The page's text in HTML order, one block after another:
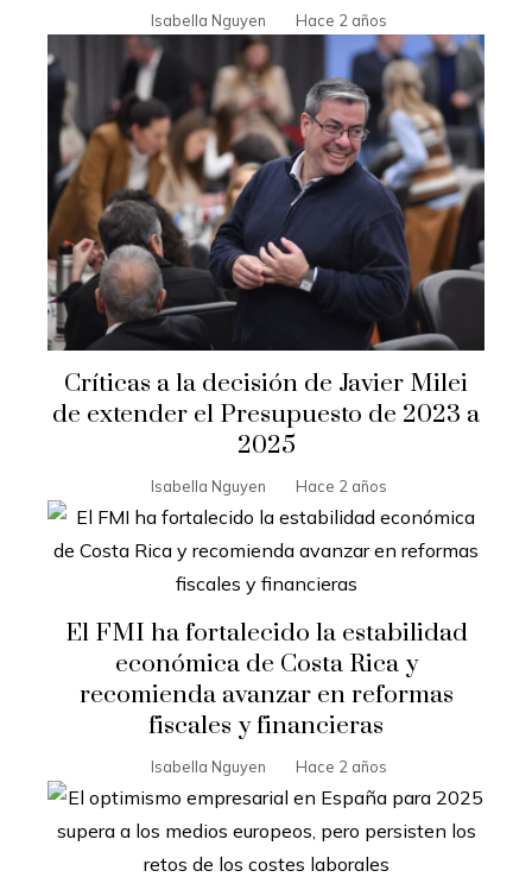
Isabella Nguyen Hace 2 años
Críticas a la decisión de Javier Milei
de extender el Presupuesto de 2023 a
2025
Isabella Nguyen Hace 2 años
El FMI ha fortalecido la estabilidad
económica de Costa Rica y
recomienda avanzar en reformas
fiscales y financieras
Isabella Nguyen Hace 2 años